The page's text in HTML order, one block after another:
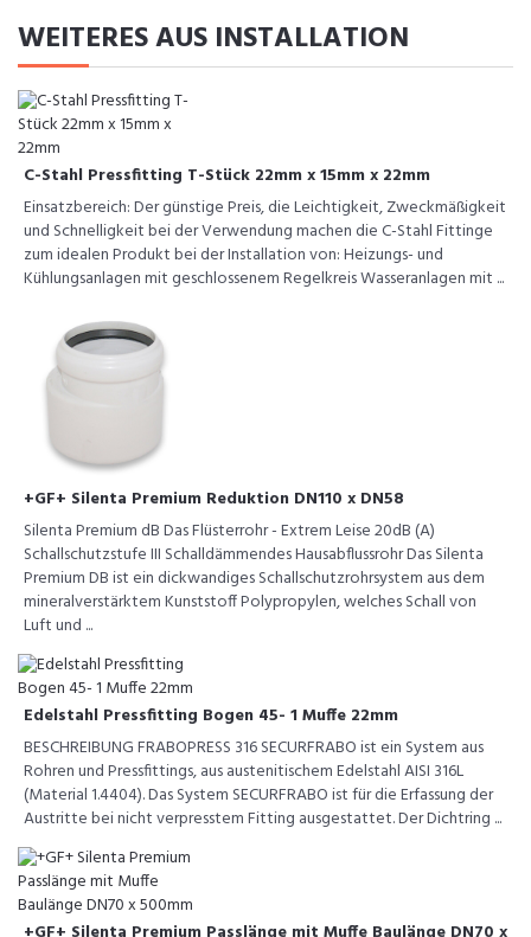
WEITERES AUS INSTALLATION
C-Stahl Pressfitting T-Stück 22mm x 15mm x 22mm
Einsatzbereich: Der günstige Preis, die Leichtigkeit, Zweckmäßigkeit
und Schnelligkeit bei der Verwendung machen die C-Stahl Fittinge
zum idealen Produkt bei der Installation von: Heizungs- und
Kühlungsanlagen mit geschlossenem Regelkreis Wasseranlagen mit ...
+GF+ Silenta Premium Reduktion DN110 x DN58
Silenta Premium dB Das Flüsterrohr - Extrem Leise 20dB (A)
Schallschutzstufe III Schalldämmendes Hausabflussrohr Das Silenta
Premium DB ist ein dickwandiges Schallschutzrohrsystem aus dem
mineralverstärktem Kunststoff Polypropylen, welches Schall von
Luft und ...
Edelstahl Pressfitting Bogen 45- 1 Muffe 22mm
BESCHREIBUNG FRABOPRESS 316 SECURFRABO ist ein System aus
Rohren und Pressfittings, aus austenitischem Edelstahl AISI 316L
(Material 1.4404). Das System SECURFRABO ist für die Erfassung der
Austritte bei nicht verpresstem Fitting ausgestattet. Der Dichtring ...